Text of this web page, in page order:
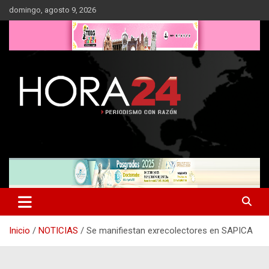
Saltar
al
domingo, agosto 9, 2026
Inicio NOTICIAS Se manifiestan exrecolectores en SAPICA